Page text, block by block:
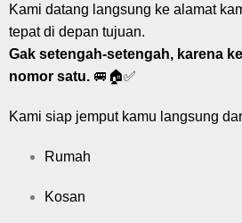
Kami datang langsung ke alamat
tepat di depan tujuan.
Gak setengah-setengah, karena
nomor satu. 🚐🏠✅
Kami siap jemput kamu langsung
Rumah
Kosan